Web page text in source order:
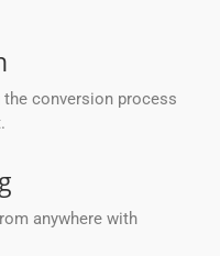
conversion process
anywhere with